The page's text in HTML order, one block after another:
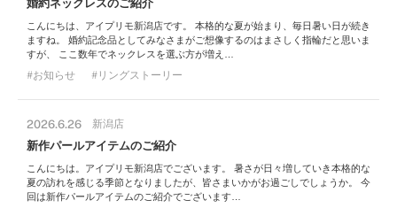
婚約ネックレスのご紹介
こんにちは、アイプリモ新潟店です。 本格的な夏が始まり、毎日暑い日が続き
ますね。 婚約記念品としてみなさまがご想像するのはまさしく指輪だと思いま
すが、 ここ数年でネックレスを選ぶ方が増え…
お知らせ リングストーリー
2026.6.26 新潟店
新作パールアイテムのご紹介
こんにちは。アイプリモ新潟店でございます。 暑さが日々増していき本格的な
夏の訪れを感じる季節となりましたが、皆さまいかがお過ごしでしょうか。 今
回は新作パールアイテムのご紹介でございます…